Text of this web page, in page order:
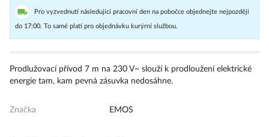
Pro vyzvednutí následující pracovní den na pobočce objednejte nejpozději
do 17:00. To samé platí pro objednávku kurýrní službou.
Prodlužovací přívod 7 m na 230 V~ slouží k prodloužení elektrické
energie tam, kam pevná zásuvka nedosáhne.
Značka EMOS